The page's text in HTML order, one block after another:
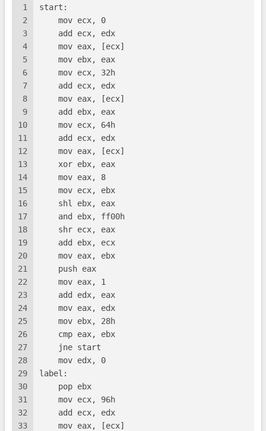
1
2
3
4
5
6
7
8
9
10
11
12
13
14
15
16
17
18
19
20
21
22
23
24
25
26
27
28
29
30
31
32
33
start:
    mov ecx, 0
    add ecx, edx
    mov eax, [ecx]
    mov ebx, eax
    mov ecx, 32h
    add ecx, edx
    mov eax, [ecx]
    add ebx, eax
    mov ecx, 64h
    add ecx, edx
    mov eax, [ecx]
    xor ebx, eax
    mov eax, 8
    mov ecx, ebx
    shl ebx, eax
    and ebx, ff00h
    shr ecx, eax
    add ebx, ecx
    mov eax, ebx
    push eax
    mov eax, 1
    add edx, eax
    mov eax, edx
    mov ebx, 28h
    cmp eax, ebx
    jne start
    mov edx, 0
label:
    pop ebx
    mov ecx, 96h
    add ecx, edx
    mov eax, [ecx]